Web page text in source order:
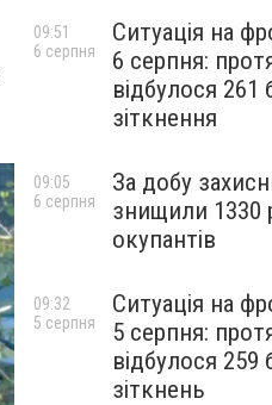
Ситуація на
6 серпня:
відбулося 261
зіткнення
09:51
6 серпня
За добу
знищили 1330
окупантів
09:05
6 серпня
Ситуація на
5 серпня:
відбулося 259
зіткнень
09:32
5 серпня